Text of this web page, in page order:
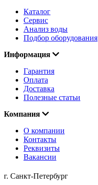
Каталог
Сервис
Анализ воды
Подбор оборудования
Информация
Гарантия
Оплата
Доставка
Полезные статьи
Компания
О компании
Контакты
Реквизиты
Вакансии
г. Санкт-Петербург